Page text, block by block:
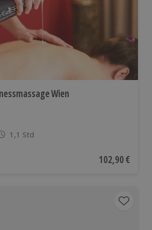
Wien
1,1 Std
Aktueller Preis
102,90 €